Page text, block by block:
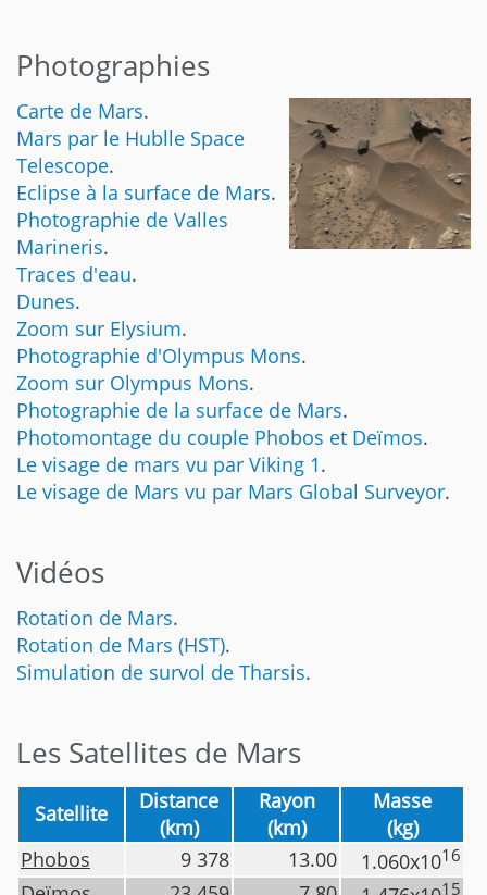
Photographies
Carte de Mars.
Mars par le Hublle Space
Telescope.
Eclipse à la surface de Mars.
Photographie de Valles
Marineris.
Traces d'eau.
Dunes.
Zoom sur Elysium.
Photographie d'Olympus Mons.
Zoom sur Olympus Mons.
Photographie de la surface de Mars.
Photomontage du couple Phobos et Deïmos.
Le visage de mars vu par Viking 1.
Le visage de Mars vu par Mars Global Surveyor.
Vidéos
Rotation de Mars.
Rotation de Mars (HST).
Simulation de survol de Tharsis.
Les Satellites de Mars
Satellite
Distance
(km)
Rayon
(km)
Masse
(kg)
Phobos
9 378 13.00 1.060x1016
15